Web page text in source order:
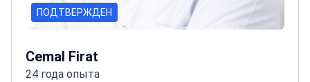
ПОДТВЕРЖДЕН
Cemal Firat
24 года опыта